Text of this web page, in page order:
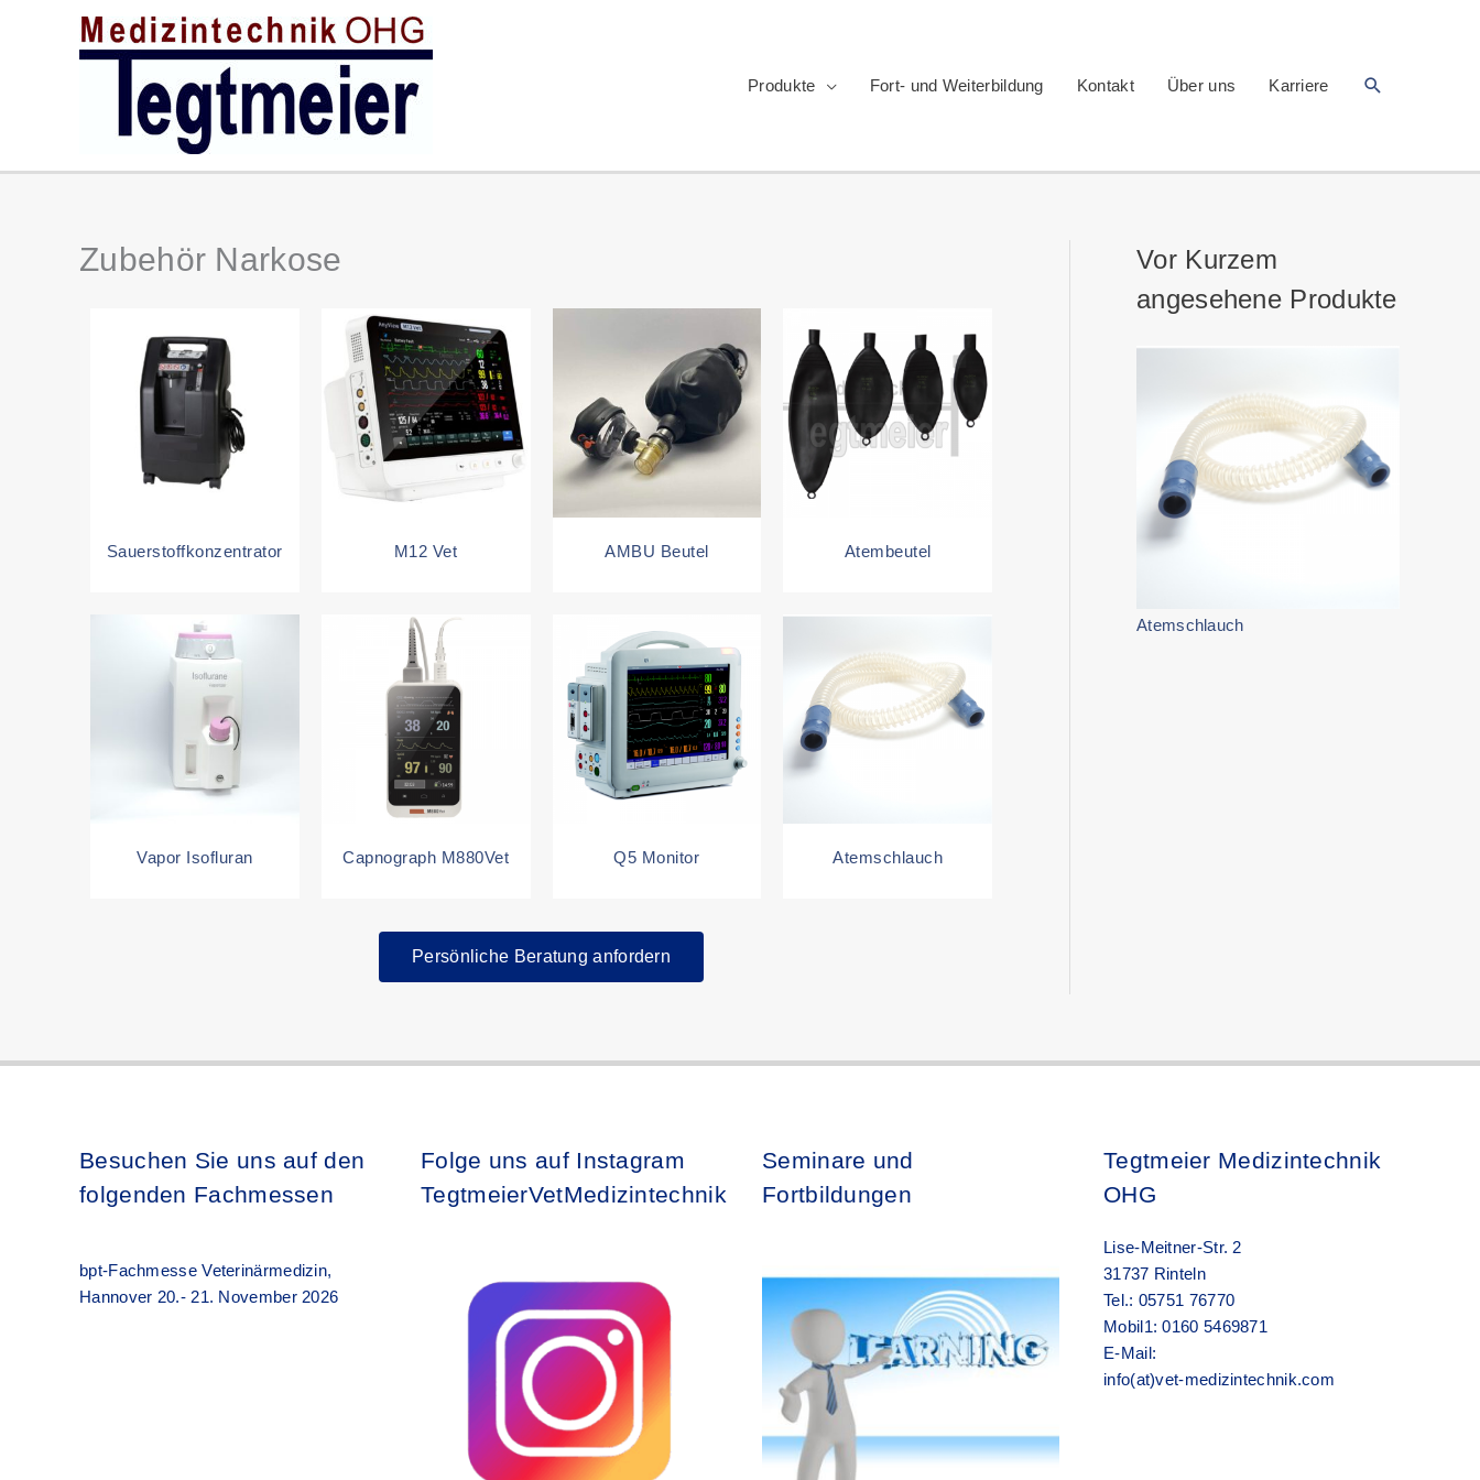
Produkte
Fort- und Weiterbildung Kontakt Über uns Karriere Suchen
Zubehör Narkose
Sauerstoffkonzentrator M12 Vet AMBU Beutel Atembeutel
Vapor Isofluran Capnograph M880Vet Q5 Monitor Atemschlauch
Persönliche Beratung anfordern
Vor Kurzem
angesehene Produkte
Atemschlauch
Besuchen Sie uns auf den
folgenden Fachmessen
bpt-Fachmesse Veterinärmedizin,
Hannover 20.- 21. November 2026
Folge uns auf Instagram
TegtmeierVetMedizintechnik
Seminare und
Fortbildungen
Tegtmeier Medizintechnik
OHG
Lise-Meitner-Str. 2
31737 Rinteln
Tel.: 05751 76770
Mobil1: 0160 5469871
E-Mail:
info(at)vet-medizintechnik.com